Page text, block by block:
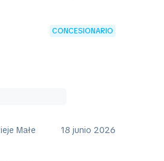
CONCESIONARIO
Małe
18 junio 2026